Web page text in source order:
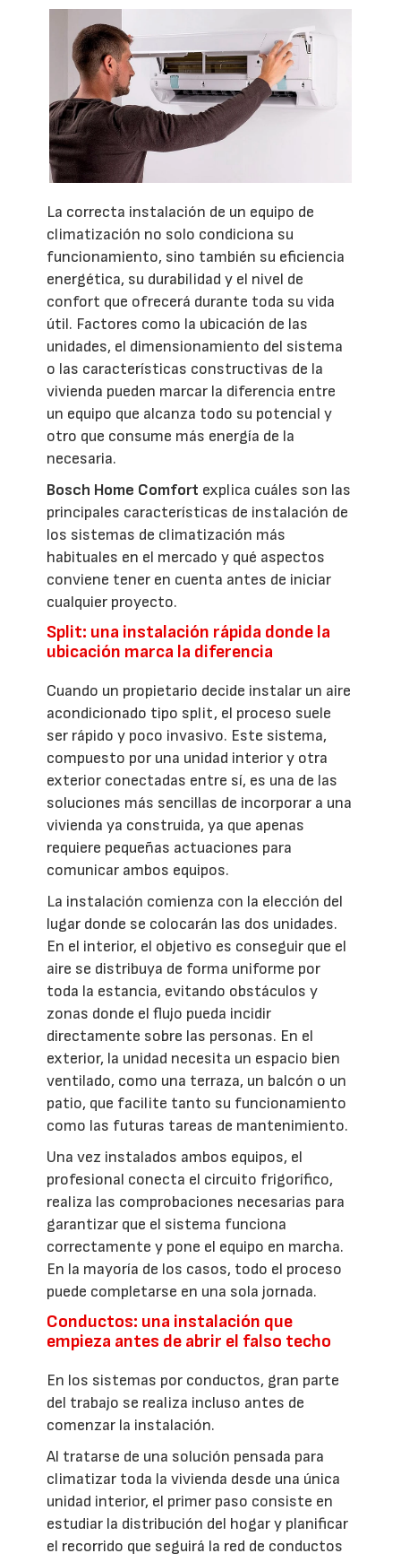
La correcta instalación de un equipo de
climatización no solo condiciona su
funcionamiento, sino también su eficiencia
energética, su durabilidad y el nivel de
confort que ofrecerá durante toda su vida
útil. Factores como la ubicación de las
unidades, el dimensionamiento del sistema
o las características constructivas de la
vivienda pueden marcar la diferencia entre
un equipo que alcanza todo su potencial y
otro que consume más energía de la
necesaria.
Bosch Home Comfort explica cuáles son las
principales características de instalación de
los sistemas de climatización más
habituales en el mercado y qué aspectos
conviene tener en cuenta antes de iniciar
cualquier proyecto.
Split: una instalación rápida donde la
ubicación marca la diferencia
Cuando un propietario decide instalar un aire
acondicionado tipo split, el proceso suele
ser rápido y poco invasivo. Este sistema,
compuesto por una unidad interior y otra
exterior conectadas entre sí, es una de las
soluciones más sencillas de incorporar a una
vivienda ya construida, ya que apenas
requiere pequeñas actuaciones para
comunicar ambos equipos.
La instalación comienza con la elección del
lugar donde se colocarán las dos unidades.
En el interior, el objetivo es conseguir que el
aire se distribuya de forma uniforme por
toda la estancia, evitando obstáculos y
zonas donde el flujo pueda incidir
directamente sobre las personas. En el
exterior, la unidad necesita un espacio bien
ventilado, como una terraza, un balcón o un
patio, que facilite tanto su funcionamiento
como las futuras tareas de mantenimiento.
Una vez instalados ambos equipos, el
profesional conecta el circuito frigorífico,
realiza las comprobaciones necesarias para
garantizar que el sistema funciona
correctamente y pone el equipo en marcha.
En la mayoría de los casos, todo el proceso
puede completarse en una sola jornada.
Conductos: una instalación que
empieza antes de abrir el falso techo
En los sistemas por conductos, gran parte
del trabajo se realiza incluso antes de
comenzar la instalación.
Al tratarse de una solución pensada para
climatizar toda la vivienda desde una única
unidad interior, el primer paso consiste en
estudiar la distribución del hogar y planificar
el recorrido que seguirá la red de conductos